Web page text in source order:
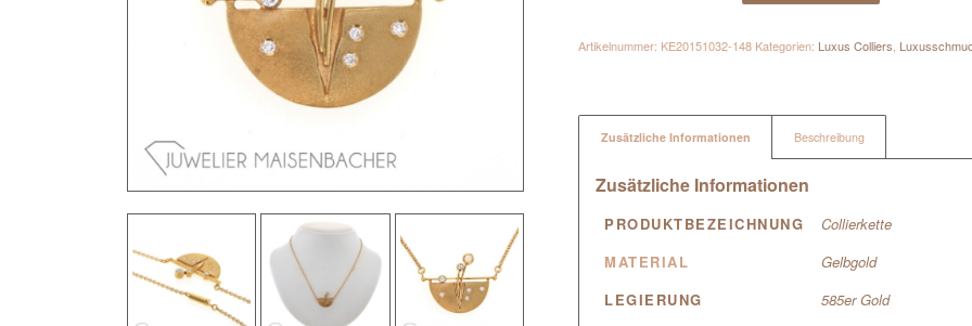
Artikelnummer: KE20151032-148 Kategorien: Luxus Colliers,
Zusätzliche Informationen Beschreibung
Zusätzliche Informationen
PRODUKTBEZEICHNUNG
Collierkette
MATERIAL
Gelbgold
LEGIERUNG
585er Gold